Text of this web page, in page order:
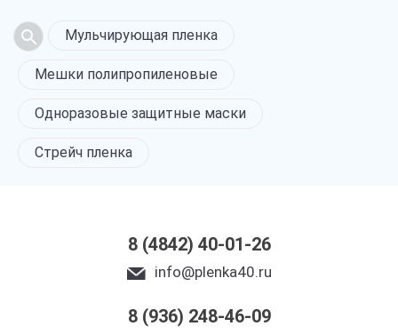
Мульчирующая пленка
Мешки полипропиленовые
Одноразовые защитные маски
Стрейч пленка
8 (4842) 40-01-26
info@plenka40.ru
8 (936) 248-46-09